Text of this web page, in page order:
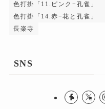
色打掛「11.ピンク−孔雀」
色打掛「14.赤−花と孔雀」
長楽寺
SNS